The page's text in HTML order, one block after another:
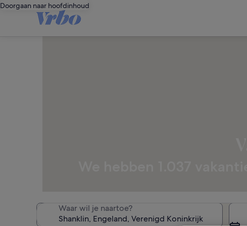
Doorgaan naar hoofdinhoud
Waar wil je naartoe?